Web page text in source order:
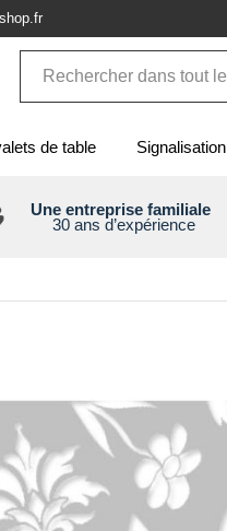
de table Signalisation
Une entreprise familiale
30 ans d’expérience